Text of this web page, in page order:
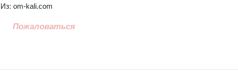
Из: om-kali.com
Пожаловаться